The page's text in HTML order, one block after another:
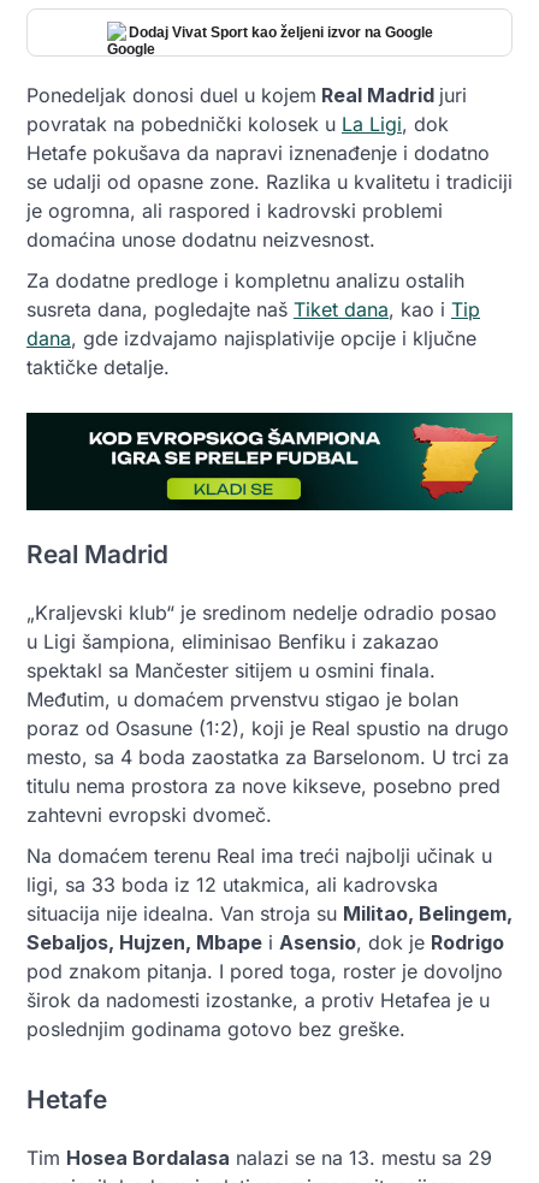
Dodaj Vivat Sport kao željeni izvor na Google
Ponedeljak donosi duel u kojem Real Madrid juri
povratak na pobednički kolosek u La Ligi, dok
Hetafe pokušava da napravi iznenađenje i dodatno
se udalji od opasne zone. Razlika u kvalitetu i tradiciji
je ogromna, ali raspored i kadrovski problemi
domaćina unose dodatnu neizvesnost.
Za dodatne predloge i kompletnu analizu ostalih
susreta dana, pogledajte naš Tiket dana, kao i Tip
dana, gde izdvajamo najisplativije opcije i ključne
taktičke detalje.
Real Madrid
„Kraljevski klub“ je sredinom nedelje odradio posao
u Ligi šampiona, eliminisao Benfiku i zakazao
spektakl sa Mančester sitijem u osmini finala.
Međutim, u domaćem prvenstvu stigao je bolan
poraz od Osasune (1:2), koji je Real spustio na drugo
mesto, sa 4 boda zaostatka za Barselonom. U trci za
titulu nema prostora za nove kikseve, posebno pred
zahtevni evropski dvomeč.
Na domaćem terenu Real ima treći najbolji učinak u
ligi, sa 33 boda iz 12 utakmica, ali kadrovska
situacija nije idealna. Van stroja su Militao, Belingem,
Sebaljos, Hujzen, Mbape i Asensio, dok je Rodrigo
pod znakom pitanja. I pored toga, roster je dovoljno
širok da nadomesti izostanke, a protiv Hetafea je u
poslednjim godinama gotovo bez greške.
Hetafe
Tim Hosea Bordalasa nalazi se na 13. mestu sa 29